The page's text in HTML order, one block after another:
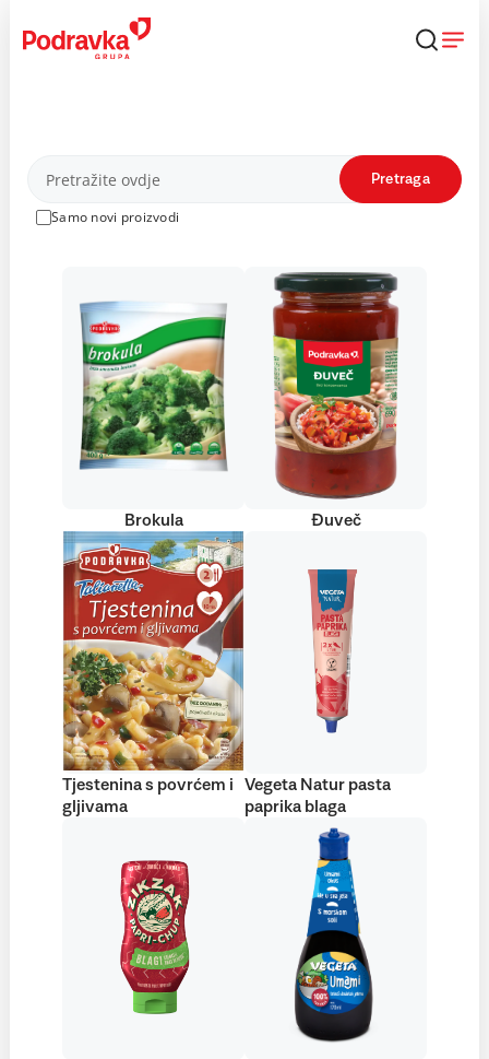
content
Proizvodi
Samo novi proizvodi
Pretraga
Brokula Đuveč
Tjestenina s povrćem i
gljivama
Vegeta Natur pasta
paprika blaga